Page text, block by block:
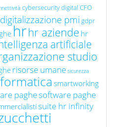
cybersecuritydigital CFO
digitalizzazione pmi gdpr
hrhr aziende hr
artificiale
studio
risorse umane sicurezza
smartworking
paghesoftware paghe
suite hr infinity